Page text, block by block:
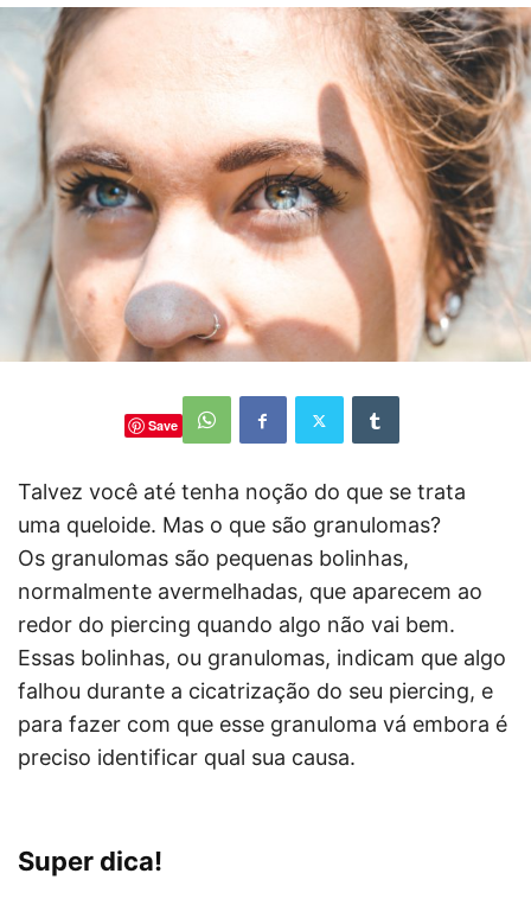
Save
Talvez você até tenha noção do que se trata
uma queloide. Mas o que são granulomas?
Os granulomas são pequenas bolinhas,
normalmente avermelhadas, que aparecem ao
redor do piercing quando algo não vai bem.
Essas bolinhas, ou granulomas, indicam que algo
falhou durante a cicatrização do seu piercing, e
para fazer com que esse granuloma vá embora é
preciso identificar qual sua causa.
Super dica!